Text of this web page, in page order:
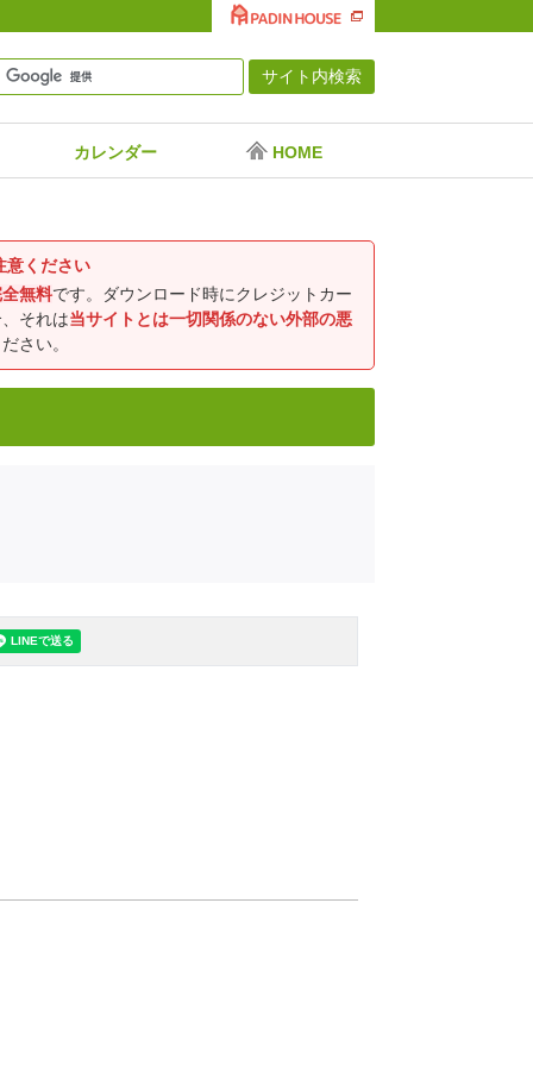
カレンダー HOME
意ください
無料です。ダウンロード時にクレジットカー
それは当サイトとは一切関係のない外部の悪
さい。